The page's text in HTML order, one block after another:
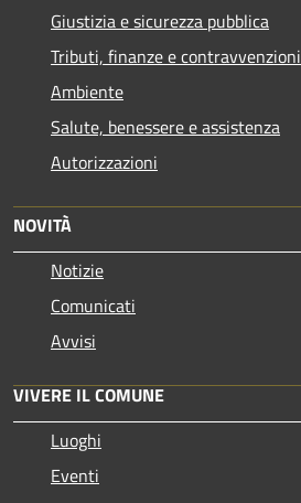
Giustizia e sicurezza pubblica
Tributi, finanze e contravvenzioni
Ambiente
Salute, benessere e assistenza
Autorizzazioni
NOVITÀ
Notizie
Comunicati
Avvisi
VIVERE IL COMUNE
Luoghi
Eventi